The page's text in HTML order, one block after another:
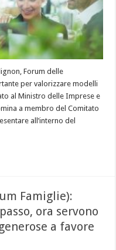
Forum delle
per valorizzare modelli
al Ministro delle Imprese e
a membro del Comitato
all’interno del
Famiglie):
ora servono
a favore